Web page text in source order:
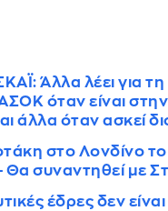
Άλλα λέει για τη
όταν είναι στην
άλλα όταν ασκεί
στο Λονδίνο
Θα συναντηθεί με
έδρες δεν είναι